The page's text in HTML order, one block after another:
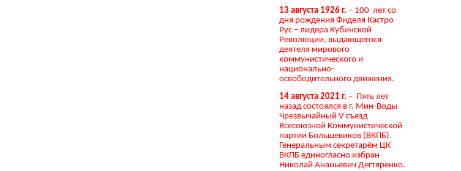
13 августа 1926 г. – 100 лет со
дня рождения Фиделя Кастро
Рус – лидера Кубинской
Революции, выдающегося
деятеля мирового
коммунистического и
национально-
освободительного движения.
14 августа 2021 г. – Пять лет
назад состоялся в г. Мин-Воды
Чрезвычайный V съезд
Всесоюзной Коммунистической
партии Большевиков (ВКПБ).
Генеральным секретарём ЦК
ВКПБ единогласно избран
Николай Ананьевич Дегтяренко.